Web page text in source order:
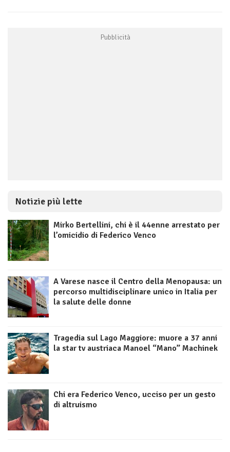
Notizie più lette
Mirko Bertellini, chi è il 44enne arrestato per
l’omicidio di Federico Venco
A Varese nasce il Centro della Menopausa: un
percorso multidisciplinare unico in Italia per
la salute delle donne
Tragedia sul Lago Maggiore: muore a 37 anni
la star tv austriaca Manoel “Mano” Machinek
Chi era Federico Venco, ucciso per un gesto
di altruismo